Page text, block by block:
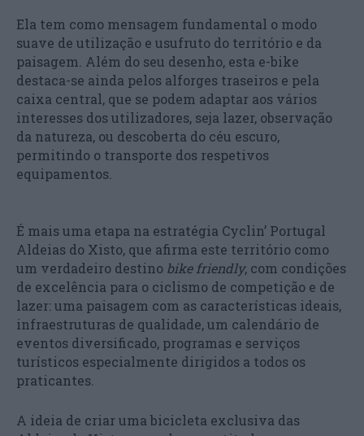
Ela tem como mensagem fundamental o modo
suave de utilização e usufruto do território e da
paisagem. Além do seu desenho, esta e-bike
destaca-se ainda pelos alforges traseiros e pela
caixa central, que se podem adaptar aos vários
interesses dos utilizadores, seja lazer, observação
da natureza, ou descoberta do céu escuro,
permitindo o transporte dos respetivos
equipamentos.
É mais uma etapa na estratégia Cyclin’ Portugal
Aldeias do Xisto, que afirma este território como
um verdadeiro destino bike friendly, com condições
de excelência para o ciclismo de competição e de
lazer: uma paisagem com as características ideais,
infraestruturas de qualidade, um calendário de
eventos diversificado, programas e serviços
turísticos especialmente dirigidos a todos os
praticantes.
A ideia de criar uma bicicleta exclusiva das